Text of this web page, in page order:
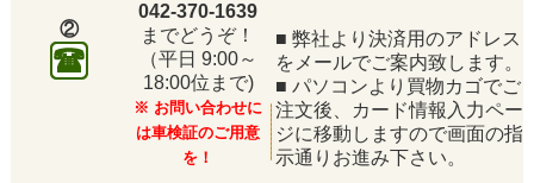
②
042-370-1639
までどうぞ！
（平日 9:00～
18:00位まで)
※ お問い合わせに
は車検証のご用意
を！
■ 弊社より決済用のアドレス
をメールでご案内致します。
■ パソコンより買物カゴでご
注文後、カード情報入力ペー
ジに移動しますので画面の指
示通りお進み下さい。